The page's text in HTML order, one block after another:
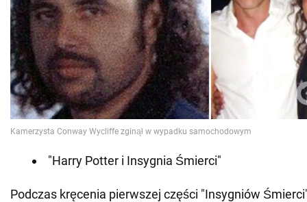
"Harry Potter i Insygnia Śmierci"
Podczas kręcenia pierwszej części "Insygniów